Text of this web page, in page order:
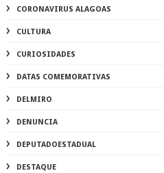
CORONAVIRUS ALAGOAS
CULTURA
CURIOSIDADES
DATAS COMEMORATIVAS
DELMIRO
DENUNCIA
DEPUTADOESTADUAL
DESTAQUE